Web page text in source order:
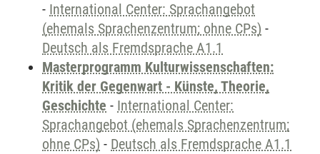
- International Center: Sprachangebot
(ehemals Sprachenzentrum; ohne CPs) -
Deutsch als Fremdsprache A1.1
Masterprogramm Kulturwissenschaften:
Kritik der Gegenwart - Künste, Theorie,
Geschichte - International Center:
Sprachangebot (ehemals Sprachenzentrum;
ohne CPs) - Deutsch als Fremdsprache A1.1